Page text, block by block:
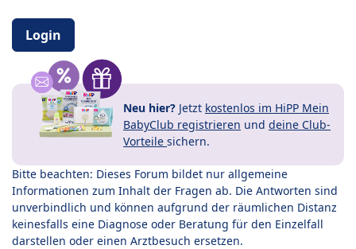
Login
Neu hier? Jetzt kostenlos im HiPP Mein
BabyClub registrieren und deine Club-
Vorteile sichern.
Bitte beachten: Dieses Forum bildet nur allgemeine
Informationen zum Inhalt der Fragen ab. Die Antworten sind
unverbindlich und können aufgrund der räumlichen Distanz
keinesfalls eine Diagnose oder Beratung für den Einzelfall
darstellen oder einen Arztbesuch ersetzen.